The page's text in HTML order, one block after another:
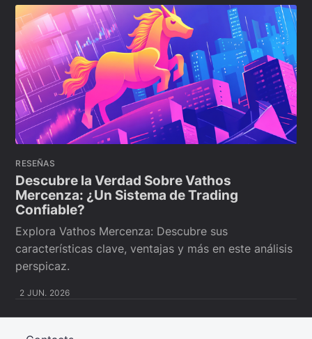
RESEÑAS
Descubre la Verdad Sobre Vathos
Mercenza: ¿Un Sistema de Trading
Confiable?
Explora Vathos Mercenza: Descubre sus
características clave, ventajas y más en este análisis
perspicaz.
2 JUN. 2026